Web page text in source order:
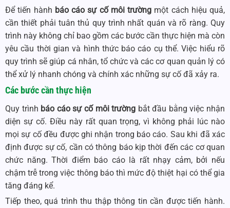
Để tiến hành báo cáo sự cố môi trường một cách hiệu quả,
cần thiết phải tuân thủ quy trình nhất quán và rõ ràng. Quy
trình này không chỉ bao gồm các bước cần thực hiện mà còn
yêu cầu thời gian và hình thức báo cáo cụ thể. Việc hiểu rõ
quy trình sẽ giúp cá nhân, tổ chức và các cơ quan quản lý có
thể xử lý nhanh chóng và chính xác những sự cố đã xảy ra.
Các bước cần thực hiện
Quy trình báo cáo sự cố môi trường bắt đầu bằng việc nhận
diện sự cố. Điều này rất quan trọng, vì không phải lúc nào
mọi sự cố đều được ghi nhận trong báo cáo. Sau khi đã xác
định được sự cố, cần có thông báo kịp thời đến các cơ quan
chức năng. Thời điểm báo cáo là rất nhạy cảm, bởi nếu
chậm trễ trong việc thông báo thì mức độ thiệt hại có thể gia
tăng đáng kể.
Tiếp theo, quá trình thu thập thông tin cần được tiến hành.